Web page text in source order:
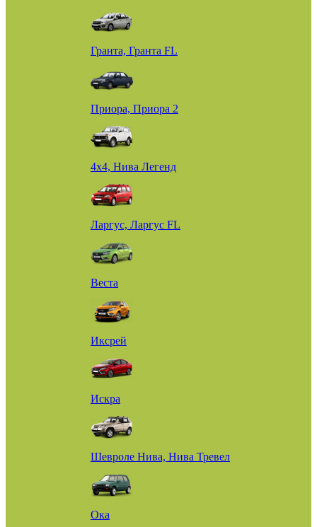
Гранта, Гранта FL
Приора, Приора 2
4х4, Нива Легенд
Ларгус, Ларгус FL
Веста
Иксрей
Искра
Шевроле Нива, Нива Тревел
Ока